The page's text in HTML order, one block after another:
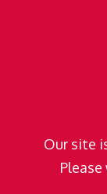
Our site